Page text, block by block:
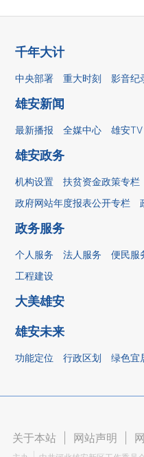
千年大计
中央部署 重大时刻 影音纪
雄安新闻
最新播报 全媒中心 雄安TV
雄安政务
机构设置 扶贫资金政策专栏
政府网站年度报表公开专栏
政务服务
个人服务 法人服务 便民服
工程建设
大美雄安
雄安未来
功能定位 行政区划 绿色宜
关于本站 网站声明